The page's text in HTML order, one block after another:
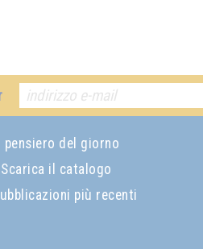
pensiero del giorno
Scarica il catalogo
più recenti